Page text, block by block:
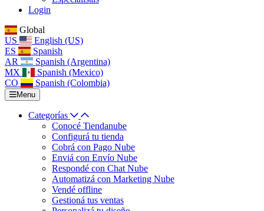
Login
Global
US
English (US)
ES
Spanish
AR
Spanish (Argentina)
MX
Spanish (Mexico)
CO
Spanish (Colombia)
Menu
Categorías
Conocé Tiendanube
Configurá tu tienda
Cobrá con Pago Nube
Enviá con Envío Nube
Respondé con Chat Nube
Automatizá con Marketing Nube
Vendé offline
Gestioná tus ventas